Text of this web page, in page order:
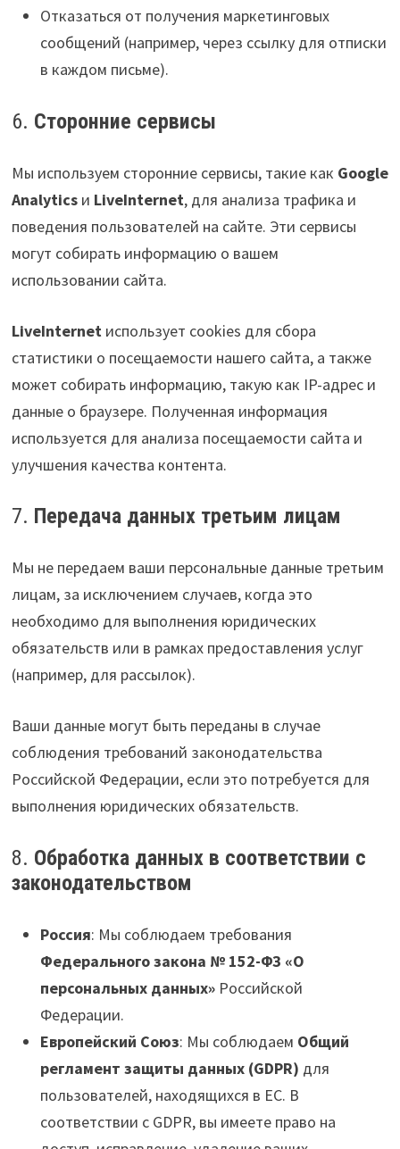
Отказаться от получения маркетинговых
сообщений (например, через ссылку для отписки
в каждом письме).
6. Сторонние сервисы
Мы используем сторонние сервисы, такие как Google
Analyticsи LiveInternet, для анализа трафика и
поведения пользователей на сайте. Эти сервисы
могут собирать информацию о вашем
использовании сайта.
LiveInternet использует cookies для сбора
статистики о посещаемости нашего сайта, а также
может собирать информацию, такую как IP-адрес и
данные о браузере. Полученная информация
используется для анализа посещаемости сайта и
улучшения качества контента.
7. Передача данных третьим лицам
Мы не передаем ваши персональные данные третьим
лицам, за исключением случаев, когда это
необходимо для выполнения юридических
обязательств или в рамках предоставления услуг
(например, для рассылок).
Ваши данные могут быть переданы в случае
соблюдения требований законодательства
Российской Федерации, если это потребуется для
выполнения юридических обязательств.
8. Обработка данных в соответствии с
законодательством
Россия: Мы соблюдаем требования
Федерального закона № 152-ФЗ «О
персональных данных»Российской
Федерации.
Европейский Союз: Мы соблюдаем Общий
регламент защиты данных (GDPR) для
пользователей, находящихся в ЕС. В
соответствии с GDPR, вы имеете право на